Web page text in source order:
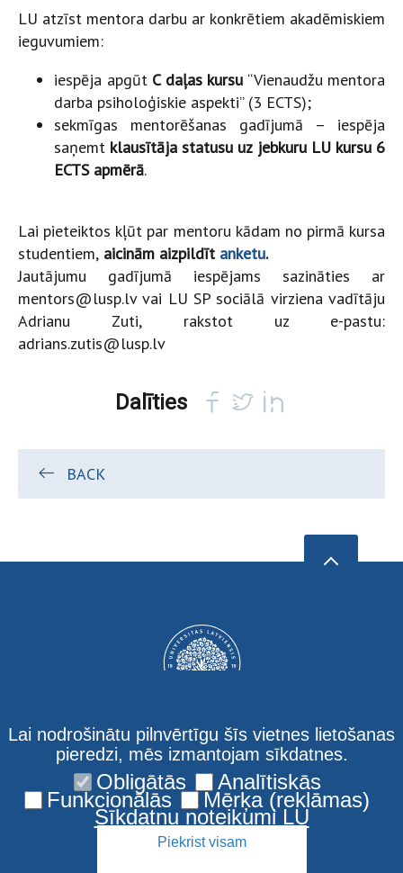
LU atzīst mentora darbu ar konkrētiem akadēmiskiem
ieguvumiem:
iespēja apgūt C daļas kursu “Vienaudžu mentora
darba psiholoģiskie aspekti” (3 ECTS);
sekmīgas mentorēšanas gadījumā – iespēja
saņemt klausītāja statusu uz jebkuru LU kursu 6
ECTS apmērā.
Lai pieteiktos kļūt par mentoru kādam no pirmā kursa
studentiem, aicinām aizpildīt anketu.
Jautājumu gadījumā iespējams sazināties ar
mentors@lusp.lv vai LU SP sociālā virziena vadītāju
Adrianu Zuti, rakstot uz e-pastu:
adrians.zutis@lusp.lv
Dalīties
BACK
Kontakti
Lai nodrošinātu pilnvērtīgu šīs vietnes lietošanas
pieredzi, mēs izmantojam sīkdatnes.
Obligātās Analītiskās
Funkcionālās Mērķa (reklāmas)
Sīkdatņu noteikumi LU
Piekrist visam